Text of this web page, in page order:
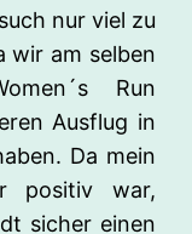
nur viel zu
wir am selben
Run
Ausflug in
Da mein
positiv war,
sicher einen